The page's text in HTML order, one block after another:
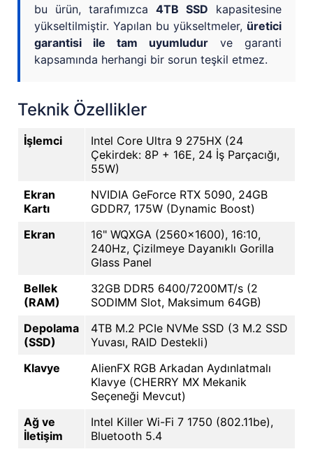
bu ürün, tarafımızca 4TB SSD kapasitesine
yükseltilmiştir. Yapılan bu yükseltmeler, üretici
garantisi ile tam uyumludur ve garanti
kapsamında herhangi bir sorun teşkil etmez.
Teknik Özellikler
İşlemci
Intel Core Ultra 9 275HX (24
Çekirdek: 8P + 16E, 24 İş Parçacığı,
55W)
Ekran
Kartı
NVIDIA GeForce RTX 5090, 24GB
GDDR7, 175W (Dynamic Boost)
Ekran
16" WQXGA (2560x1600), 16:10,
240Hz, Çizilmeye Dayanıklı Gorilla
Glass Panel
Bellek
(RAM)
32GB DDR5 6400/7200MT/s (2
SODIMM Slot, Maksimum 64GB)
Depolama
(SSD)
4TB M.2 PCIe NVMe SSD (3 M.2 SSD
Yuvası, RAID Destekli)
Klavye
AlienFX RGB Arkadan Aydınlatmalı
Klavye (CHERRY MX Mekanik
Seçeneği Mevcut)
Ağ ve
İletişim
Intel Killer Wi-Fi 7 1750 (802.11be),
Bluetooth 5.4